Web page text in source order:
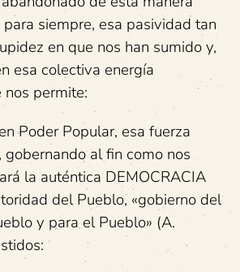
siempre, esa pasividad tan
en que nos han sumido y,
esa colectiva energía
permite:
Poder Popular, esa fuerza
al fin como nos
la auténtica DEMOCRACIA
del Pueblo, «gobierno del
y para el Pueblo» (A.